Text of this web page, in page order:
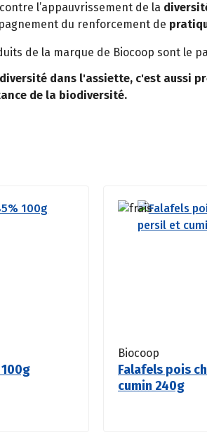
l’appauvrissement de la
du renforcement de
de la marque de Biocoop sont le
dans l'assiette, c'est aussi
de la biodiversité.
Biocoop
Falafels pois
cumin 240g